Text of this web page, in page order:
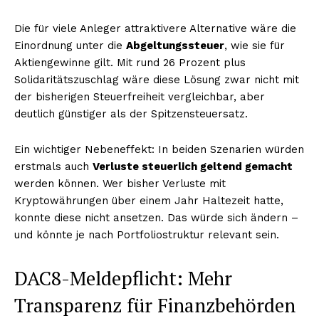
Die für viele Anleger attraktivere Alternative wäre die
Einordnung unter die Abgeltungssteuer, wie sie für
Aktiengewinne gilt. Mit rund 26 Prozent plus
Solidaritätszuschlag wäre diese Lösung zwar nicht mit
der bisherigen Steuerfreiheit vergleichbar, aber
deutlich günstiger als der Spitzensteuersatz.
Ein wichtiger Nebeneffekt: In beiden Szenarien würden
erstmals auch Verluste steuerlich geltend gemacht
werden können. Wer bisher Verluste mit
Kryptowährungen über einem Jahr Haltezeit hatte,
konnte diese nicht ansetzen. Das würde sich ändern –
und könnte je nach Portfoliostruktur relevant sein.
DAC8-Meldepflicht: Mehr
Transparenz für Finanzbehörden